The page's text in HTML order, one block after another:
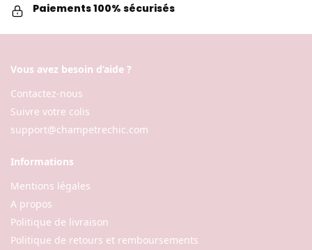
Paiements 100% sécurisés
Vous avez besoin d’aide ?
Contactez-nous
Suivre votre colis
support@champetrechic.com
Informations
Mentions légales
A propos
Politique de livraison
Politique de retours et remboursements